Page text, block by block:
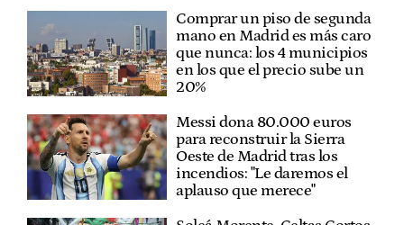
Comprar un piso de segunda
mano en Madrid es más caro
que nunca: los 4 municipios
en los que el precio sube un
20%
Messi dona 80.000 euros
para reconstruir la Sierra
Oeste de Madrid tras los
incendios: "Le daremos el
aplauso que merece"